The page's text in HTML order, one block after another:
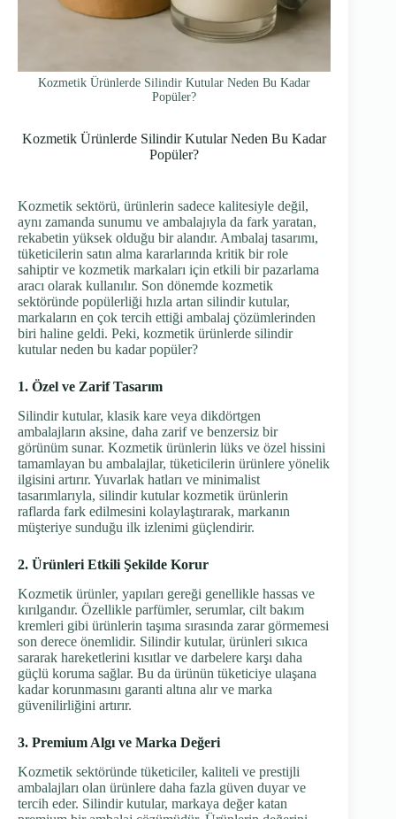
Kozmetik Ürünlerde Silindir Kutular Neden Bu Kadar
Popüler?
Kozmetik Ürünlerde Silindir Kutular Neden Bu Kadar
Popüler?
Kozmetik sektörü, ürünlerin sadece kalitesiyle değil,
aynı zamanda sunumu ve ambalajıyla da fark yaratan,
rekabetin yüksek olduğu bir alandır. Ambalaj tasarımı,
tüketicilerin satın alma kararlarında kritik bir role
sahiptir ve kozmetik markaları için etkili bir pazarlama
aracı olarak kullanılır. Son dönemde kozmetik
sektöründe popülerliği hızla artan silindir kutular,
markaların en çok tercih ettiği ambalaj çözümlerinden
biri haline geldi. Peki, kozmetik ürünlerde silindir
kutular neden bu kadar popüler?
1. Özel ve Zarif Tasarım
Silindir kutular, klasik kare veya dikdörtgen
ambalajların aksine, daha zarif ve benzersiz bir
görünüm sunar. Kozmetik ürünlerin lüks ve özel hissini
tamamlayan bu ambalajlar, tüketicilerin ürünlere yönelik
ilgisini artırır. Yuvarlak hatları ve minimalist
tasarımlarıyla, silindir kutular kozmetik ürünlerin
raflarda fark edilmesini kolaylaştırarak, markanın
müşteriye sunduğu ilk izlenimi güçlendirir.
2. Ürünleri Etkili Şekilde Korur
Kozmetik ürünler, yapıları gereği genellikle hassas ve
kırılgandır. Özellikle parfümler, serumlar, cilt bakım
kremleri gibi ürünlerin taşıma sırasında zarar görmemesi
son derece önemlidir. Silindir kutular, ürünleri sıkıca
sararak hareketlerini kısıtlar ve darbelere karşı daha
güçlü koruma sağlar. Bu da ürünün tüketiciye ulaşana
kadar korunmasını garanti altına alır ve marka
güvenilirliğini artırır.
3. Premium Algı ve Marka Değeri
Kozmetik sektöründe tüketiciler, kaliteli ve prestijli
ambalajları olan ürünlere daha fazla güven duyar ve
tercih eder. Silindir kutular, markaya değer katan